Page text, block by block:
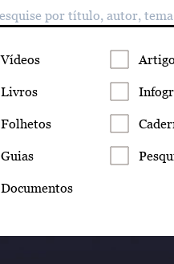
Vídeos
Livros
Folhetos
Guias
Documentos